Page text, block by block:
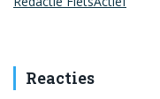
Reacties